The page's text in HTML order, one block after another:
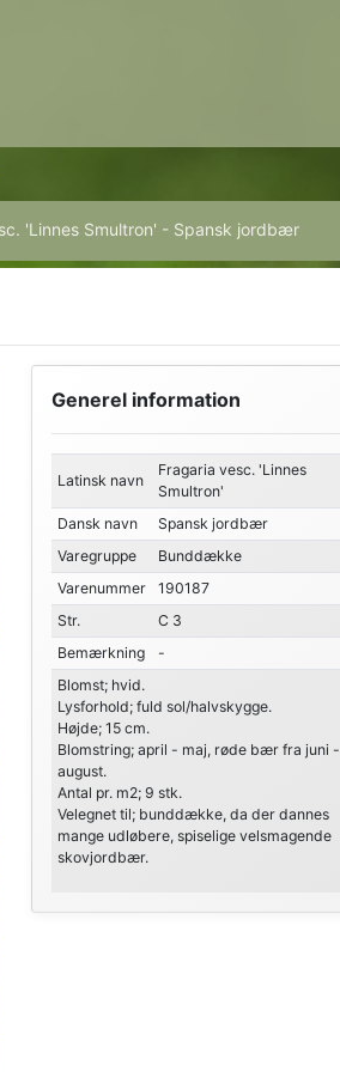
'Linnes Smultron' - Spansk jordbær
Generel information
Latinsk navn
Fragaria vesc. 'Linnes
Smultron'
Dansk navn
Spansk jordbær
Varegruppe
Bunddække
Varenummer
190187
Str.
C 3
Bemærkning
-
Blomst; hvid.
Lysforhold; fuld sol/halvskygge.
Højde; 15 cm.
Blomstring; april - maj, røde bær fra juni -
august.
Antal pr. m2; 9 stk.
Velegnet til; bunddække, da der dannes
mange udløbere, spiselige velsmagende
skovjordbær.